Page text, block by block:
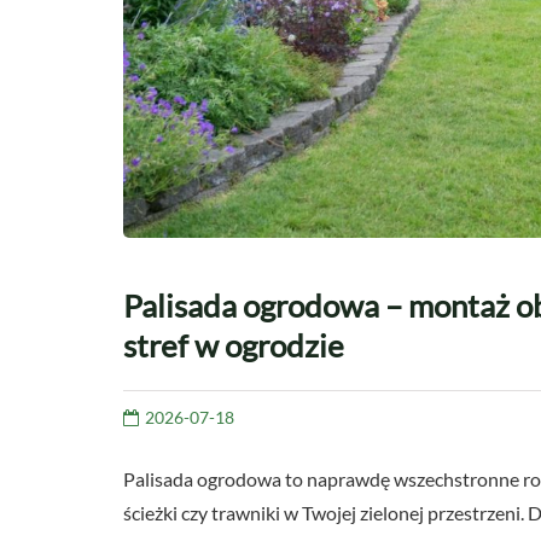
Palisada ogrodowa – montaż
stref w ogrodzie
2026-07-18
Palisada ogrodowa to naprawdę wszechstronne
ścieżki czy trawniki w Twojej zielonej przestrzeni.